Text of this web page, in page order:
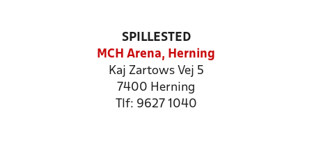
SPILLESTED
MCH Arena, Herning
Kaj Zartows Vej 5
7400 Herning
Tlf: 9627 1040